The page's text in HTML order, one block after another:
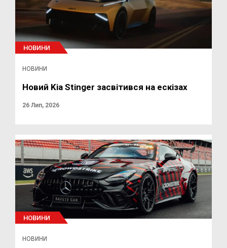
НОВИНИ
НОВИНИ
Новий Kia Stinger засвітився на ескізах
26 Лип, 2026
НОВИНИ
НОВИНИ